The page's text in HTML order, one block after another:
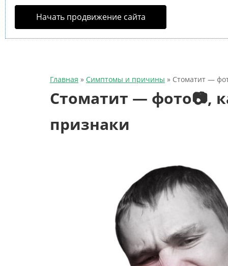
Начать продвижение сайта
Главная » Симптомы и причины » Стоматит —
Стоматит — фото📷,
признаки